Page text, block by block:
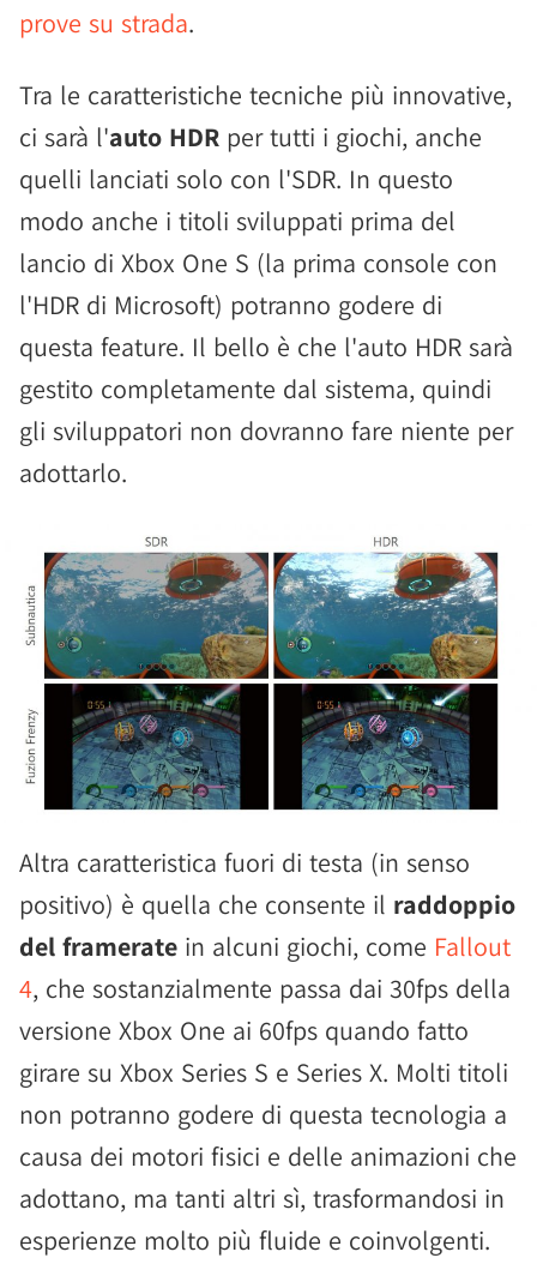
prove su strada.
Tra le caratteristiche tecniche più innovative,
ci sarà l'auto HDR per tutti i giochi, anche
quelli lanciati solo con l'SDR. In questo
modo anche i titoli sviluppati prima del
lancio di Xbox One S (la prima console con
l'HDR di Microsoft) potranno godere di
questa feature. Il bello è che l'auto HDR sarà
gestito completamente dal sistema, quindi
gli sviluppatori non dovranno fare niente per
adottarlo.
Altra caratteristica fuori di testa (in senso
positivo) è quella che consente il raddoppio
del framerate in alcuni giochi, come Fallout
4, che sostanzialmente passa dai 30fps della
versione Xbox One ai 60fps quando fatto
girare su Xbox Series S e Series X. Molti titoli
non potranno godere di questa tecnologia a
causa dei motori fisici e delle animazioni che
adottano, ma tanti altri sì, trasformandosi in
esperienze molto più fluide e coinvolgenti.